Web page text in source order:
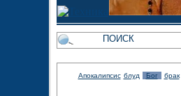
Апокалипсис блуд Бог брак